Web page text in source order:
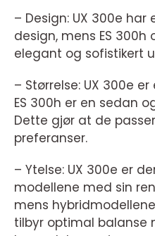
– Design: UX 300e
design, mens ES 300h
elegant og sofistikert
– Størrelse: UX 300e
ES 300h er en sedan
Dette gjør at de
preferanser.
– Ytelse: UX 300e er
modellene med sin
mens hybridmodellene
tilbyr optimal balanse